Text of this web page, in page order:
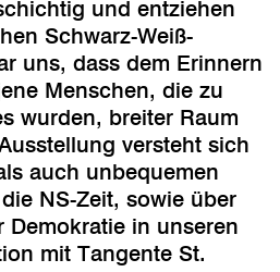
und entziehen
Schwarz-Weiß-
uns, dass dem Erinnern
Menschen, die zu
wurden, breiter Raum
versteht sich
auch unbequemen
NS-Zeit, sowie über
Demokratie in unseren
mit Tangente St.